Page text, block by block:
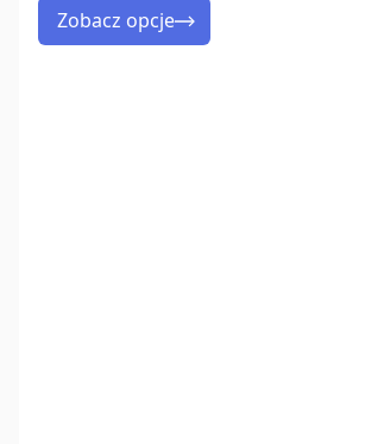
Zobacz opcje